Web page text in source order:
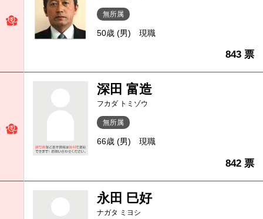
無所属
50歳 (男) 現職
843 票
深田 富造
フカダ トミゾウ
無所属
66歳 (男) 現職
842 票
永田 巳好
ナガタ ミヨシ